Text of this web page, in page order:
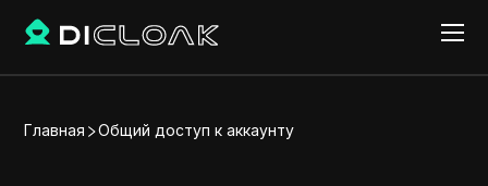
Главная Общий доступ к аккаунту